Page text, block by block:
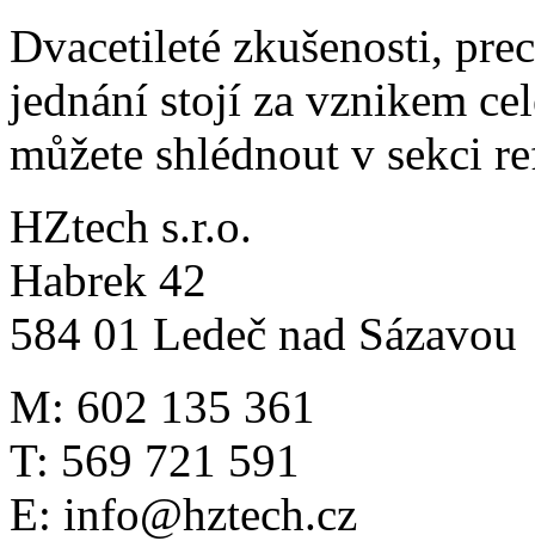
Dvacetileté zkušenosti,
jednání stojí za vznikem
můžete shlédnout v sekci
HZtech s.r.o.
Habrek 42
584 01 Ledeč nad Sázavou
M: 602 135 361
T: 569 721 591
E: info@hztech.cz